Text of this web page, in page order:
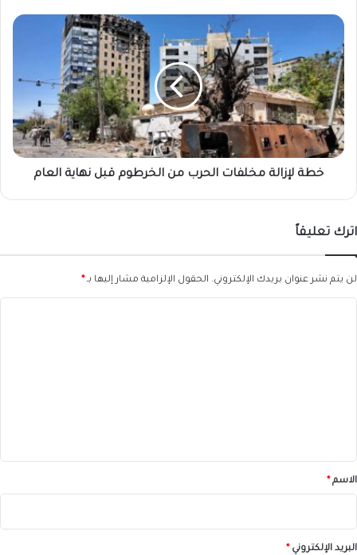
خطة
لإزالة
مخلفات
الحرب
من
الخرطوم
قبل
نهاية
العام
خطة لإزالة مخلفات الحرب من الخرطوم قبل نهاية العام
اترك تعليقاً
لن يتم نشر عنوان بريدك الإلكتروني. الحقول الإلزامية مشار إليها بـ *
*الاسم *
البريد الإلكتروني *